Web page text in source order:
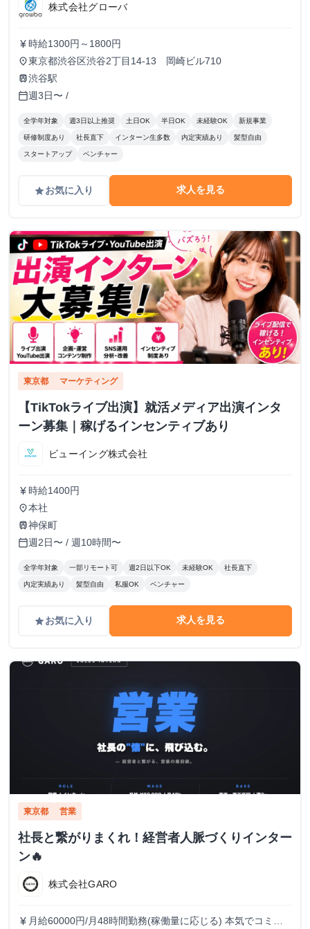
株式会社グローバ
currency_yen 時給1300円～1800円
place東京都渋谷区渋谷2丁目14-13 岡崎ビル710
train渋谷駅
calendar_today週3日〜 /
全学年対象 週3日以上推奨 土日OK 半日OK 未経験OK 新規事業
研修制度あり 社長直下 インターン生多数 内定実績あり 髪型自由
スタートアップ ベンチャー
gradeお気に入り 求人を見る
東京都 マーケティング
【TikTokライブ出演】就活メディア出演インタ
ーン募集｜稼げるインセンティブあり
ビューイング株式会社
currency_yen 時給1400円
place本社
train神保町
calendar_today週2日〜 / 週10時間〜
全学年対象 一部リモート可 週2日以下OK 未経験OK 社長直下
内定実績あり 髪型自由 私服OK ベンチャー
gradeお気に入り 求人を見る
東京都 営業
社長と繋がりまくれ！経営者人脈づくりインター
ン🔥
株式会社GARO
currency_yen 月給60000円/月48時間勤務(稼働量に応じる) 本気でコミッ